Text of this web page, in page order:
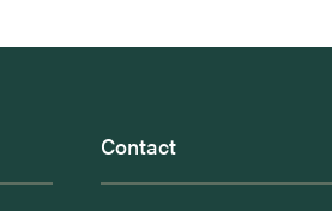
Contact